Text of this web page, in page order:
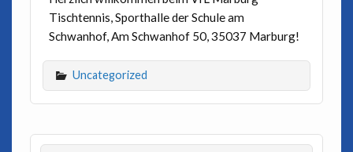
Tischtennis, Sporthalle der Schule am
Schwanhof, Am Schwanhof 50, 35037 Marburg!
Uncategorized